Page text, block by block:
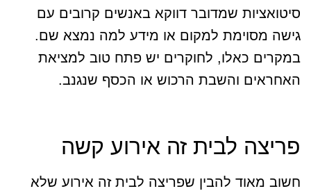
סיטואציות שמדובר דווקא באנשים קרובים עם
גישה מסוימת למקום או מידע למה נמצא שם.
במקרים כאלו, לחוקרים יש פתח טוב למציאת
האחראים והשבת הרכוש או הכסף שנגנב.
פריצה לבית זה אירוע קשה
חשוב מאוד להבין שפריצה לבית זה אירוע שלא